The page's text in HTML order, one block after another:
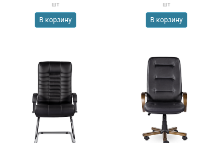
шт
В корзину
шт
В корзину